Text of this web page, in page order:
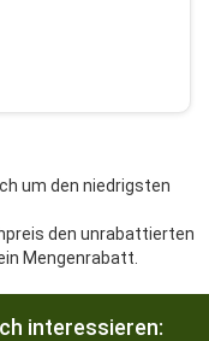
um den niedrigsten
den unrabattierten
Mengenrabatt.
interessieren: